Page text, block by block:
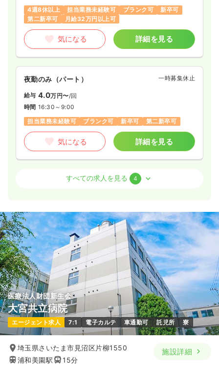
4週8休以上
担当業務未経験可 ブランク可
新卒可
第二新卒可
月給32万円以上可
気になる 詳細を見る
夜勤のみ（パート） 一時募集休止
給与 4.0万円〜/回
時間 16:30～9:00
担当業務未経験可
ブランク可 新卒可 第二新卒可
気になる 詳細を見る
正・准看護師
給与 33.3万円〜/月 賞与3ヶ月
※経験3年の例
時間 8:30～17:00
4週8休以上
担当業務未経験可 ブランク可
新卒可
第二新卒可
月給38万円以上可
気になる 詳細を見る
日勤のみ（パート）
給与 時給1,700円〜
時間 8:30～17:00
担当業務未経験可
すべての求人を見る 4
医療法人財団新生会
大宮共立病院
エージェント求人 7:1 電子カルテ 車通勤可 託児所 寮
埼玉県さいたま市見沼区片柳1550
浦和美園駅
15分
施設詳細